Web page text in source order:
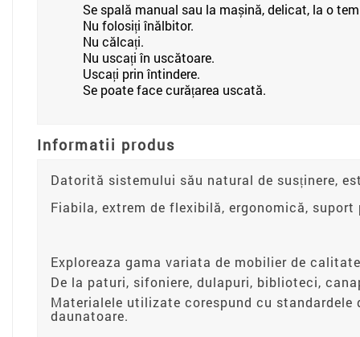
Se spală manual sau la mașină, delicat, la o
Nu folosiți înălbitor.
Nu călcați.
Nu uscați în uscătoare.
Uscați prin întindere.
Se poate face curățarea uscată.
Informatii produs
Datorită sistemului său natural de susținere,
Fiabila, extrem de flexibilă, ergonomică,
Exploreaza gama variata de mobilier de
De la paturi, sifoniere, dulapuri, biblioteci,
Materialele utilizate corespund cu
daunatoare.